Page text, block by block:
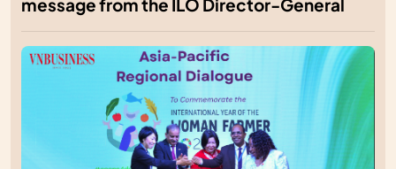
message from the ILO Director-General